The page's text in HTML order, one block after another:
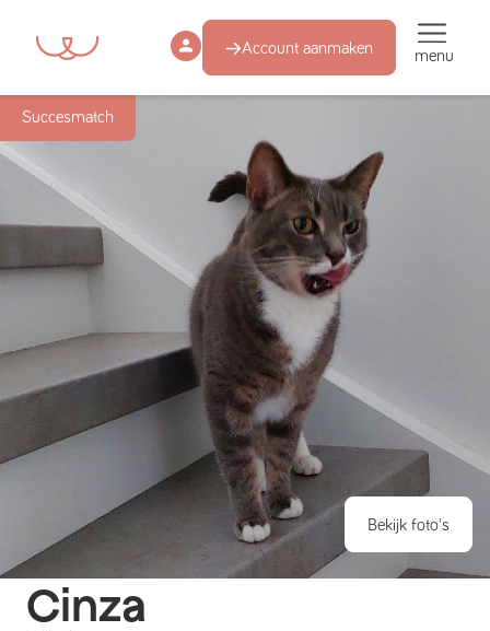
Account aanmaken menu
Succesmatch
Bekijk foto's
Cinza